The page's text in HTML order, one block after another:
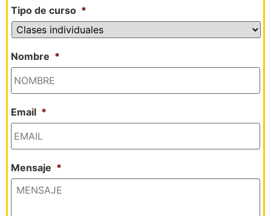
Tipo de curso *
Nombre *
Email *
Mensaje *